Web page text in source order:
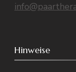
Hinweise